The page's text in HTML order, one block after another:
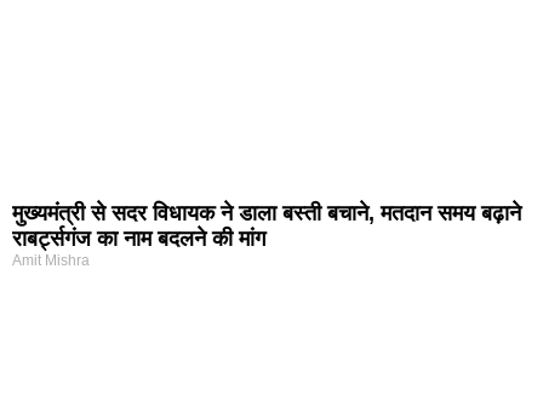
मुख्यमंत्री से सदर विधायक ने डाला बस्ती बचाने, मतदान समय बढ़ाने
राबर्ट्सगंज का नाम बदलने की मांग
Amit Mishra